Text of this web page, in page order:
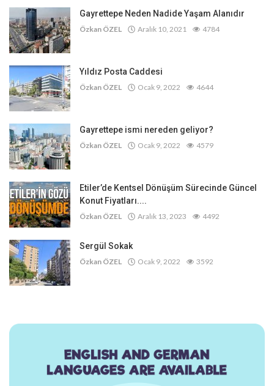
Gayrettepe Neden Nadide Yaşam Alanıdır
Özkan ÖZEL Aralık 10, 2021 4784
Yıldız Posta Caddesi
Özkan ÖZEL Ocak 9, 2022 4644
Gayrettepe ismi nereden geliyor?
Özkan ÖZEL Ocak 9, 2022 4579
Etiler’de Kentsel Dönüşüm Sürecinde Güncel
Konut Fiyatları....
Özkan ÖZEL Aralık 13, 2023 4492
Sergül Sokak
Özkan ÖZEL Ocak 9, 2022 3592